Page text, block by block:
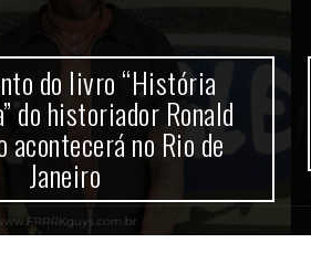
do livro “História
do historiador Ronald
acontecerá no Rio de
Janeiro